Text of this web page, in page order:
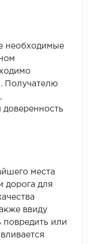
необходимые
Получателю
места
дорога для
ввиду
повредить или